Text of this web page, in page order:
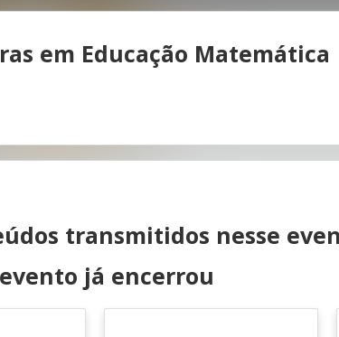
em Educação Matemática
transmitidos nesse
já encerrou